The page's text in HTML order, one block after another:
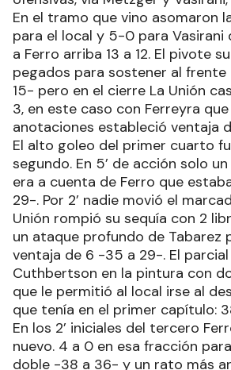
En el tramo que vino asomaron
para el local y 5-0 para Vasirani
a Ferro arriba 13 a 12. El pivote
pegados para sostener al frente
15- pero en el cierre La Unión
3, en este caso con Ferreyra
anotaciones estableció ventaja
El alto goleo del primer cuarto
segundo. En 5’ de acción solo
era a cuenta de Ferro que
29-. Por 2’ nadie movió el
Unión rompió su sequía con 2
un ataque profundo de Tabarez
ventaja de 6 -35 a 29-. El
Cuthbertson en la pintura con
que le permitió al local irse al
que tenía en el primer capítulo:
En los 2’ iniciales del tercero
nuevo. 4 a 0 en esa fracción
doble -38 a 36- y un rato más